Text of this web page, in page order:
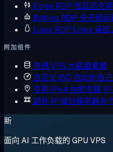
Forex RDP 低延迟交
Botting RDP 全天候运
Linux RDP Linux 桌面
附加组件
存储 VPS 大磁盘套餐
自定义 ISO 启动你自
专用 IPv4 你的专属
额外 IP 每台服务器多
新
面向 AI 工作负载的 GPU VPS